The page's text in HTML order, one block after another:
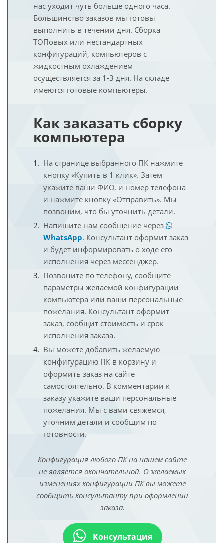
нас уходит чуть больше одного часа.
Большинство заказов мы готовы
выполнить в течении дня. Сборка
ТОПовых или нестандартных
конфигураций, компьютеров с
жидкостным охлаждением
осуществляется за 1-3 дня. На складе
имеются готовые компьютеры.
Как заказать сборку
компьютера
На странице выбранного ПК нажмите
кнопку «Купить в 1 клик». Затем
укажите ваши ФИО, и номер телефона
и нажмите кнопку «Отправить». Мы
позвоним, что бы уточнить детали.
Напишите нам сообщение через
WhatsApp. Консультант оформит заказ
и будет информировать о ходе его
исполнения через мессенджер.
Позвоните по телефону, сообщите
параметры желаемой конфигурации
компьютера или ваши персональные
пожелания. Консультант оформит
заказ, сообщит стоимость и срок
исполнения заказа.
Вы можете добавить желаемую
конфигурацию ПК в корзину и
оформить заказ на сайте
самостоятельно. В комментарии к
заказу укажите ваши персональные
пожелания. Мы с вами свяжемся,
уточним детали и сообщим по
готовности.
Конфигурация любого ПК на нашем сайте
не является окончательной. О желаемых
изменениях конфигурации ПК вы можете
сообщить консультанту при оформлении
заказа.
Консультация